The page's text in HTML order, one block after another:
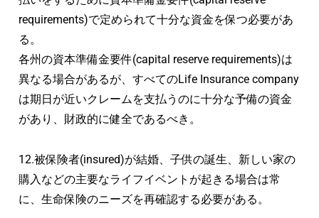
requirements)で定められて十分な資金を保つ必要があ
る。
各州の資本準備金要件(capital reserve requirements)は
異なる場合があるが、すべてのLife Insurance company
は期日が近いクレームを支払うのに十分な予備の資金
があり、財政的に健全であるべき。
12.被保険者(insured)が結婚、子供の誕生、新しい家の
購入などの主要なライフイベントが起きる場合は常
に、生命保険のニーズを再確認する必要がある。